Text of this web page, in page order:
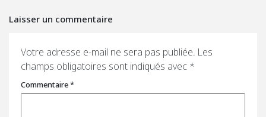
Laisser un commentaire
Votre adresse e-mail ne sera pas publiée. Les
champs obligatoires sont indiqués avec *
Commentaire*